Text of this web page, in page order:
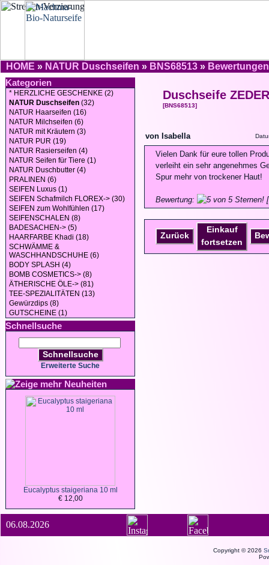
HOME » NATUR Duschseifen » BNS68513 » Bewertungen
Kategorien
* HERZLICHE GESCHENKE (2)
NATUR Duschseifen (32)
NATUR Haarseifen (16)
NATUR Milchseifen (6)
NATUR mit Kräutern (3)
NATUR PUR (19)
NATUR Rasierseifen (4)
NATUR Seifen für Tiere (1)
NATUR Duschbutter (4)
PRALINEN (6)
SEIFEN Luxus (1)
SEIFEN Schafmilch FLOREX-> (30)
SEIFEN zum Wohlfühlen (17)
SEIFENSCHALEN (8)
BADESACHEN-> (5)
HAARFARBE Khadi (18)
SCHWÄMME &
WASCHHANDSCHUHE (6)
BODY SPLASH (4)
BOMB COSMETICS-> (8)
ÄTHERISCHE ÖLE-> (81)
TEE-SPEZIALITÄTEN (13)
Gewürzdips (8)
GUTSCHEINE (1)
Schnellsuche
Schnellsuche
Erweiterte Suche
Neuheiten
Eucalyptus staigeriana 10 ml
€ 12,00
Duschseife
[BNS68513]
von Isabella
Vielen Dank für eure tollen
verleiht ein sehr angenehmes
Spur mehr von trockener Haut!
Bewertung:
Zurück
Einkauf
fortsetzen
06.08.2026
Copyright © 2026